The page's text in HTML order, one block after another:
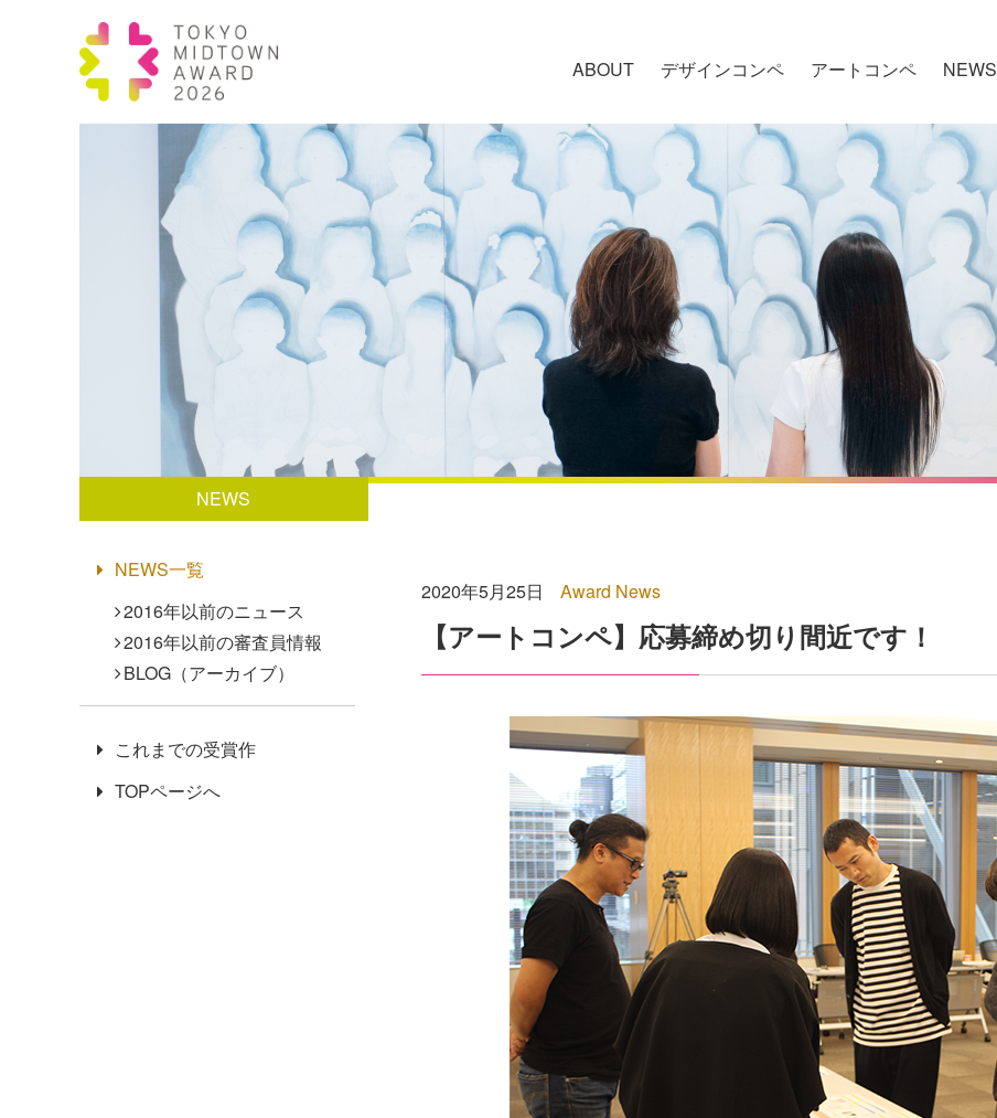
ABOUT デザインコンペ アートコンペ NEWS
2020年5月25日 Award News
【アートコンペ】応募締め切り間近です！
NEWS
NEWS一覧
2016年以前のニュース
2016年以前の審査員情報
BLOG（アーカイブ）
これまでの受賞作
TOPページへ